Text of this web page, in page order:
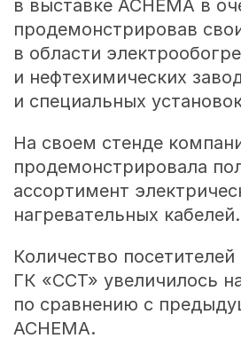
в выставке ACHEMA в
продемонстрировав
в области
и нефтехимических
и специальных
На своем стенде
продемонстрировала
ассортимент
нагревательных кабелей.
Количество посетителей
ГК «ССТ» увеличилось
по сравнению с
ACHEMA.